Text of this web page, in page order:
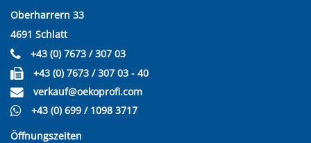
Oberharrern 33
4691 Schlatt
+43 (0) 7673 / 307 03
+43 (0) 7673 / 307 03 - 40
verkauf@oekoprofi.com
+43 (0) 699 / 1098 3717
Öffnungszeiten